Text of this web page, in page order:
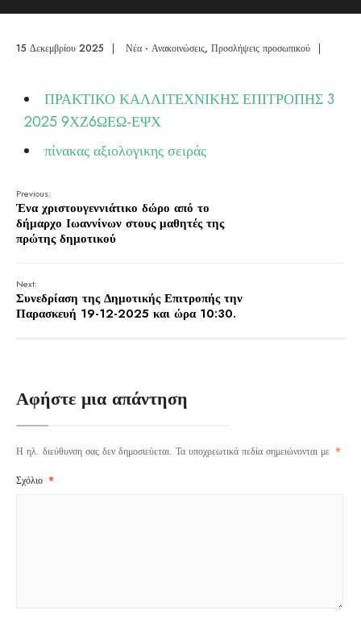
15 Δεκεμβρίου 2025 | Νέα - Ανακοινώσεις, Προσλήψεις προσωπικού |
ΠΡΑΚΤΙΚΟ ΚΑΛΛΙΤΕΧΝΙΚΗΣ ΕΠΙΤΡΟΠΗΣ 3
2025 9ΧΖ6ΩΕΩ-ΕΨΧ
πίνακας αξιολογικης σειράς
Previous:
Ένα χριστουγεννιάτικο δώρο από το
δήμαρχο Ιωαννίνων στους μαθητές της
πρώτης δημοτικού
Next:
Συνεδρίαση της Δημοτικής Επιτροπής την
Παρασκευή 19-12-2025 και ώρα 10:30.
Αφήστε μια απάντηση
Η ηλ. διεύθυνση σας δεν δημοσιεύεται. Τα υποχρεωτικά πεδία σημειώνονται με *
Σχόλιο *